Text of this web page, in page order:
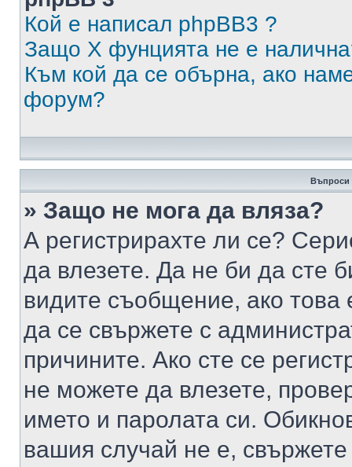
Кой е написал phpBB3 ?
Защо X фунцията не е
Към кой да се обърна, ако
форум?
Въпроси
» Защо не мога да вляза?
А регистрирахте ли се?
да влезете. Да не би да сте
видите съобщение, ако това
да се свържете с
причините. Ако сте се
не можете да влезете,
името и паролата си.
вашия случай не е,